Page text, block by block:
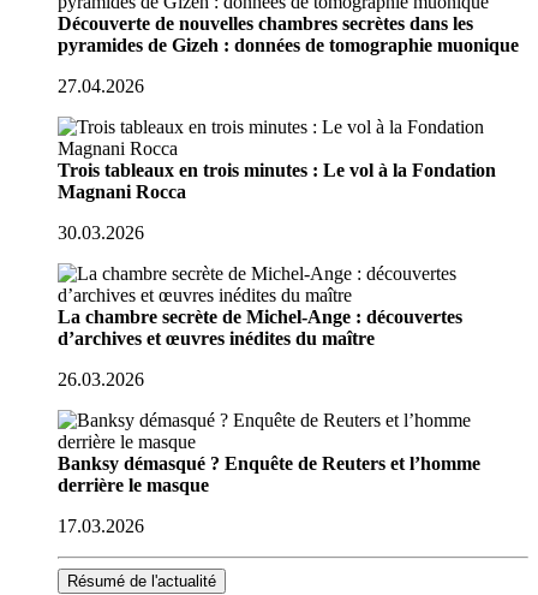
Découverte de nouvelles chambres secrètes dans les
pyramides de Gizeh : données de tomographie muonique
27.04.2026
Trois tableaux en trois minutes : Le vol à la Fondation
Magnani Rocca
30.03.2026
La chambre secrète de Michel-Ange : découvertes
d’archives et œuvres inédites du maître
26.03.2026
Banksy démasqué ? Enquête de Reuters et l’homme
derrière le masque
17.03.2026
Résumé de l'actualité